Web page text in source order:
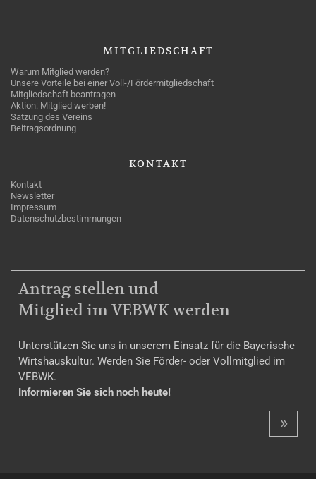
MITGLIEDSCHAFT
Warum Mitglied werden?
Unsere Vorteile bei einer Voll-/Fördermitgliedschaft
Mitgliedschaft beantragen
Aktion: Mitglied werben!
Satzung des Vereins
Beitragsordnung
KONTAKT
Kontakt
Newsletter
Impressum
Datenschutzbestimmungen
MITGLIEDSCHAFT
Antrag stellen und
Mitglied im VEBWK werden
Unterstützen Sie uns in unserem Einsatz für die Bayerische
Wirtshauskultur. Werden Sie Förder- oder Vollmitglied im
VEBWK.
Informieren Sie sich noch heute!
»